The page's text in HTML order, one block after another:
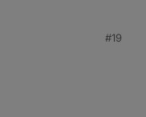
#19